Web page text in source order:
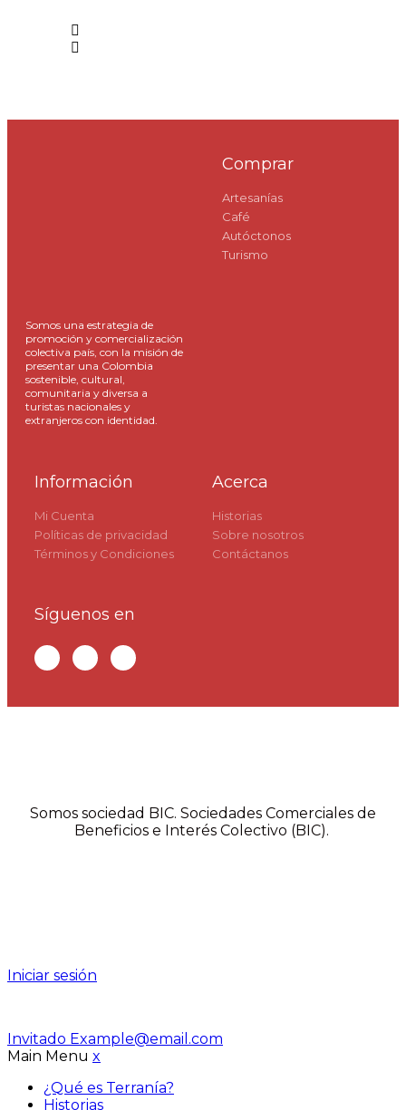
Somos una estrategia de
promoción y comercialización
colectiva país, con la misión de
presentar una Colombia
sostenible, cultural,
comunitaria y diversa a
turistas nacionales y
extranjeros con identidad.
Comprar
Artesanías
Café
Autóctonos
Turismo
Información
Mi Cuenta
Políticas de privacidad
Términos y Condiciones
Acerca
Historias
Sobre nosotros
Contáctanos
Síguenos en
Somos sociedad BIC. Sociedades Comerciales de
Beneficios e Interés Colectivo (BIC).
Iniciar sesión
Invitado Example@email.com
Main Menu x
¿Qué es Terranía?
Historias